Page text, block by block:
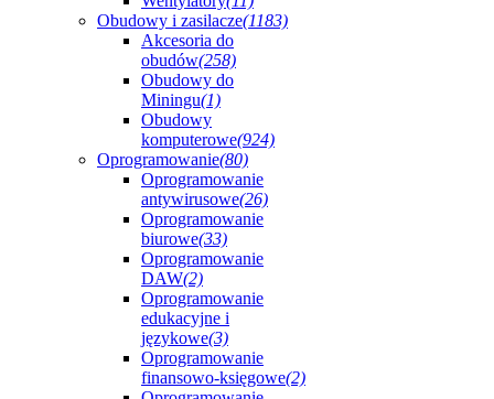
Obudowy i zasilacze(1183)
Akcesoria do
obudów(258)
Obudowy do
Miningu(1)
Obudowy
komputerowe(924)
Oprogramowanie(80)
Oprogramowanie
antywirusowe(26)
Oprogramowanie
biurowe(33)
Oprogramowanie
DAW(2)
Oprogramowanie
edukacyjne i
językowe(3)
Oprogramowanie
finansowo-księgowe(2)